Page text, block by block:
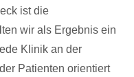
ist die
wir als Ergebnis ein
Klinik an der
Patienten orientiert